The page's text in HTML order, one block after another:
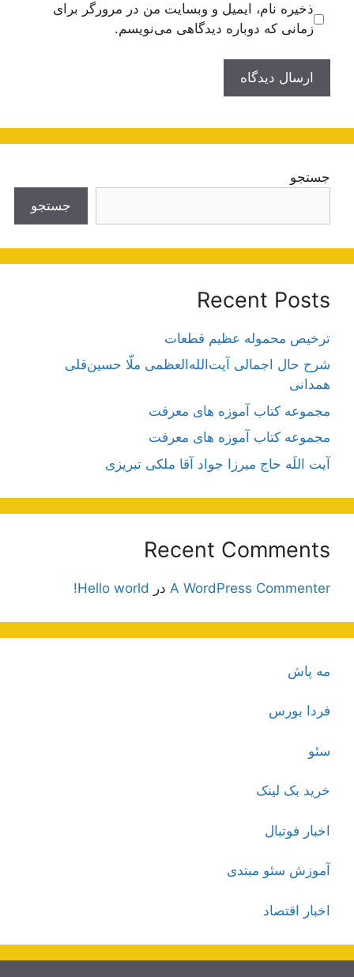
ذخیره نام، ایمیل و وبسایت من در مرورگر برای
زمانی که دوباره دیدگاهی می‌نویسم.
جستجو
جستجو
Recent Posts
ترخیص محموله عظیم قطعات
شرح حال اجمالی آیت‌الله‌العظمی ملّا حسین‌قلی
همدانی
مجموعه کتاب آموزه های معرفت
مجموعه کتاب آموزه های معرفت
آیت اللَه حاج میرزا جواد آقا ملکی تبریزی
Recent Comments
A WordPress Commenter در Hello world!
مه پاش
فردا بورس
سئو
خرید بک لینک
اخبار فوتبال
آموزش سئو مبتدی
اخبار اقتصاد